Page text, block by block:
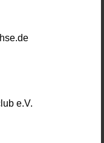
e.V.